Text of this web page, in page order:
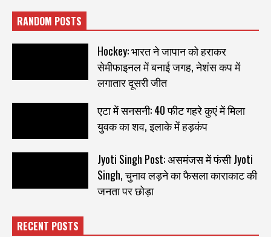
RANDOM POSTS
Hockey: भारत ने जापान को हराकर
सेमीफाइनल में बनाई जगह, नेशंस कप में
लगातार दूसरी जीत
एटा में सनसनी: 40 फीट गहरे कुएं में मिला
युवक का शव, इलाके में हड़कंप
Jyoti Singh Post: असमंजस में फंसी Jyoti
Singh, चुनाव लड़ने का फैसला काराकाट की
जनता पर छोड़ा
RECENT POSTS